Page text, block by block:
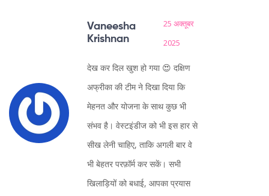
Vaneesha
Krishnan
25 अक्तूबर
2025
देख कर दिल खुश हो गया 😍 दक्षिण
अफ्रीका की टीम ने दिखा दिया कि
मेहनत और योजना के साथ कुछ भी
संभव है। वेस्टइंडीज को भी इस हार से
सीख लेनी चाहिए, ताकि अगली बार वे
भी बेहतर परफ़ॉर्म कर सकें। सभी
खिलाड़ियों को बधाई, आपका प्रयास